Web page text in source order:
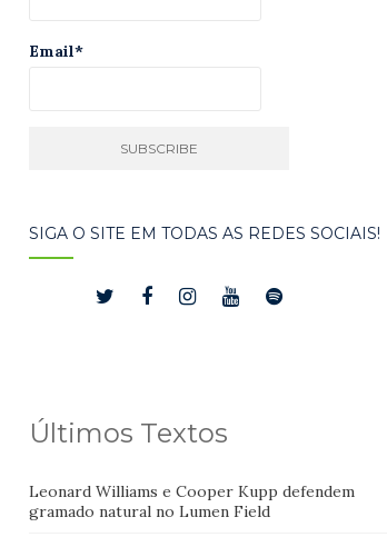
Email*
SIGA O SITE EM TODAS AS REDES SOCIAIS!
Últimos Textos
Leonard Williams e Cooper Kupp defendem
gramado natural no Lumen Field